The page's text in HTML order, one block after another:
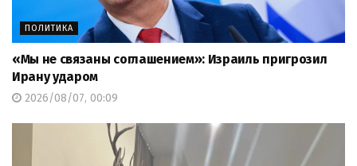
ПОЛИТИКА
«Мы не связаны соглашением»: Израиль пригрозил
Ирану ударом
2026/08/07, 00:09